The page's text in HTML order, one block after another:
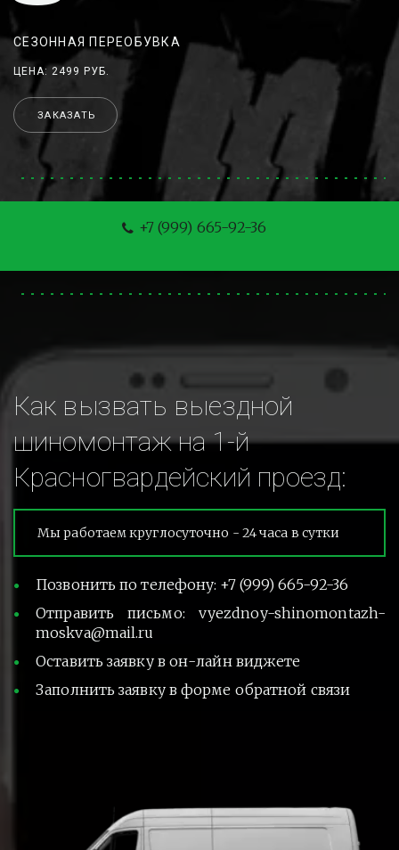
СЕЗОННАЯ ПЕРЕОБУВКА
ЦЕНА: 2499 РУБ.
ЗАКАЗАТЬ
+7 (999) 665-92-36
Как вызвать выездной
шиномонтаж на 1-й
Красногвардейский проезд:
Мы работаем круглосуточно - 24 часа в сутки
Позвонить по телефону: +7 (999) 665-92-36
Отправить письмо: vyezdnoy-shinomontazh-
moskva@mail.ru
Оставить заявку в он-лайн виджете
Заполнить заявку в форме обратной связи